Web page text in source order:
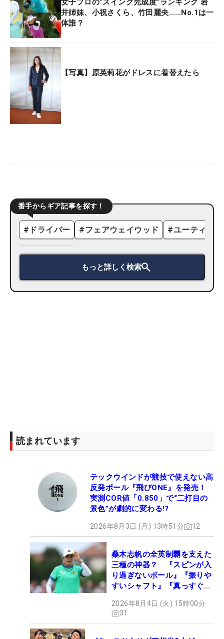
女子プロの“スイング完成度”ランキング 岩
井姉妹、小祝さくら、竹田麗央……No.1は一
体誰？
【写真】原英莉花がドレスに着替えたら
番手からギア記事を探す！
# ドライバー #フェアウェイウッド #ユーティリ
もっと詳しく検索
読まれています
テックウインドが競技で使えない高
反発ボール『飛びONE』を発売！
実測COR値「0.850」で“二打目の
景色”が劇的に変わる!?
2026年8月3日 (月) 13時51分 12
桑木志帆の全英制覇を支えた
三種の神器？ 『スピンが入
り過ぎないボール』『振りや
すいシャフト』『真っすぐ飛
セッティング
2026年8月4日 (火) 15時00分
31